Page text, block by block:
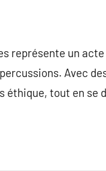
représente un acte
Avec
éthique, tout en se